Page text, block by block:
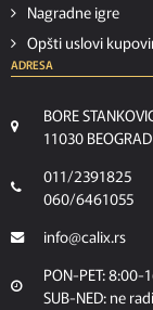
Nagradne igre
Opšti uslovi
ADRESA
BORE
11030 BEOGRAD
011/2391825
060/6461055
info@calix.rs
PON-PET: 8:00-
SUB-NED: ne